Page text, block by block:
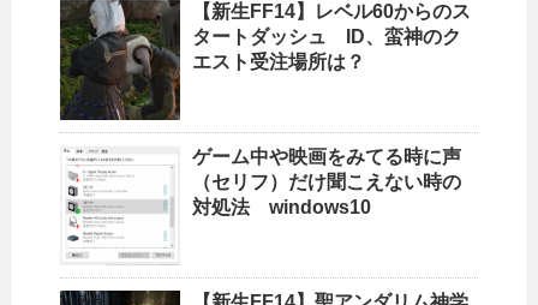
【新生FF14】レベル60からのス
タートダッシュ ID、蛮神のク
エスト受注場所は？
ゲーム中や映画をみてる時に声
（セリフ）だけ聞こえない時の
対処法 windows10